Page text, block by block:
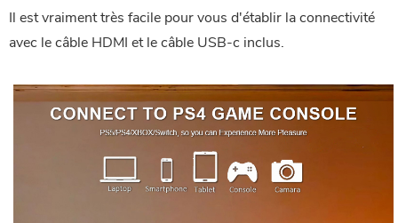
Il est vraiment très facile pour vous d'établir la connectivité
avec le câble HDMI et le câble USB-c inclus.